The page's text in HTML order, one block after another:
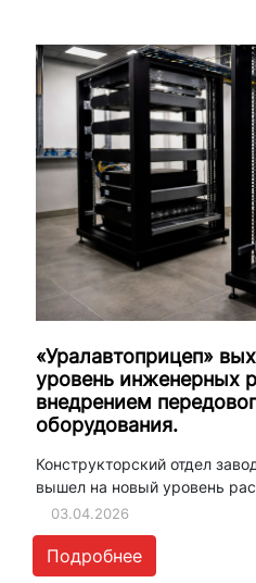
«Уралавтоприцеп»
уровень инженерных
внедрением
оборудования.
Конструкторский отдел
вышел на новый уровень
03.04.2026
Подробнее